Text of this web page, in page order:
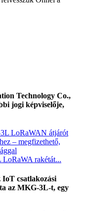
Technology Co.,
jogi képviselője,
rakétát...
csatlakozási
az MKG-3L-t, egy